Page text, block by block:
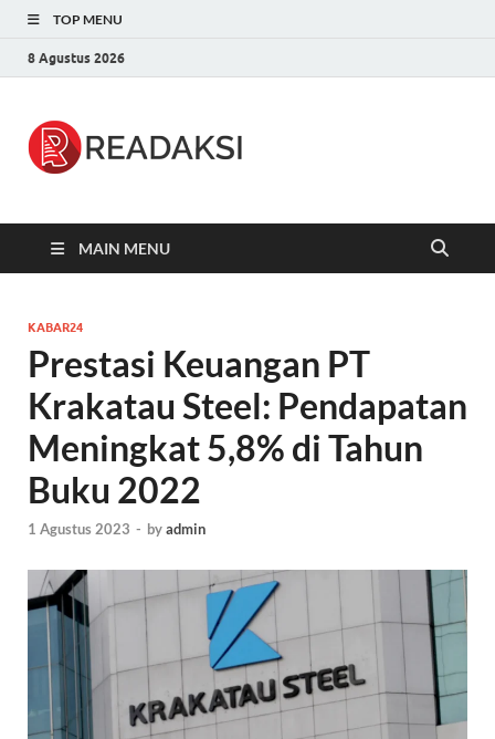
TOP MENU
8 Agustus 2026
MAIN MENU
KABAR24
Prestasi Keuangan PT
Krakatau Steel: Pendapatan
Meningkat 5,8% di Tahun
Buku 2022
1 Agustus 2023 - byadmin